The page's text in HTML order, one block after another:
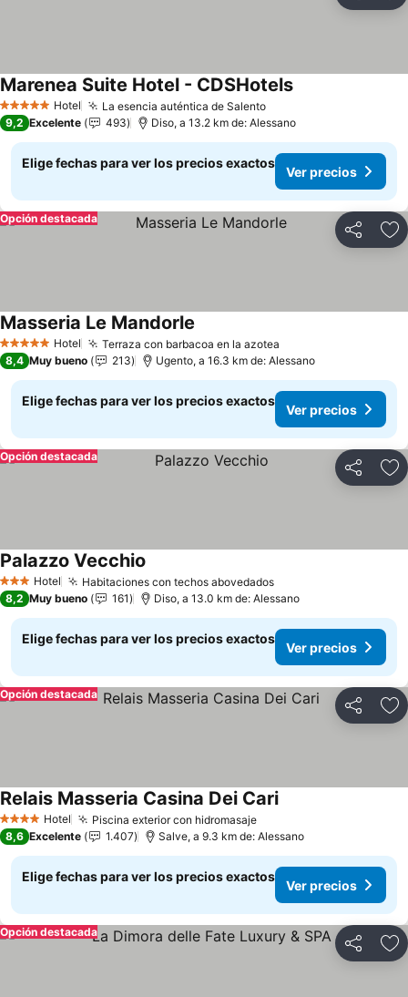
5 Estrellas Hotel La esencia auténtica de Salento
Marenea Suite Hotel - CDSHotels
9,2 Excelente 493 Diso, a 13.2 km de: Alessano
Elige fechas para ver los precios exactos
Ver precios
Compartir
Opción destacada
5 Estrellas Hotel Terraza con barbacoa en la azotea
Masseria Le Mandorle
8,4 Muy bueno 213 Ugento, a 16.3 km de: Alessano
Elige fechas para ver los precios exactos
Ver precios
Compartir
Opción destacada
3 Estrellas
Hotel Habitaciones con techos abovedados
Palazzo Vecchio
8,2 Muy bueno 161 Diso, a 13.0 km de: Alessano
Elige fechas para ver los precios exactos
Ver precios
Compartir
Opción destacada
4 EstrellasHotel Piscina exterior con hidromasaje
Relais Masseria Casina Dei Cari
8,6 Excelente 1.407 Salve, a 9.3 km de: Alessano
Elige fechas para ver los precios exactos
Ver precios
Compartir
Opción destacada